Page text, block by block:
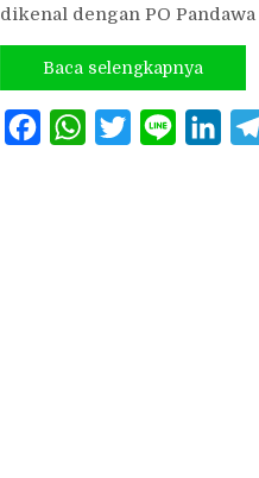
dikenal dengan PO
Baca selengkapnya
FacebookWhatsAppTwitterLine